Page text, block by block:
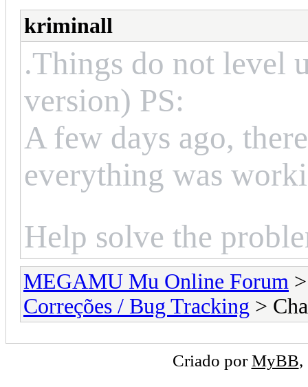
kriminall
.Things do not level
version) PS:
A few days ago,
everything was
Help solve the
MEGAMU Mu Online Forum
Correções / Bug Tracking >
Criado porMyBB,